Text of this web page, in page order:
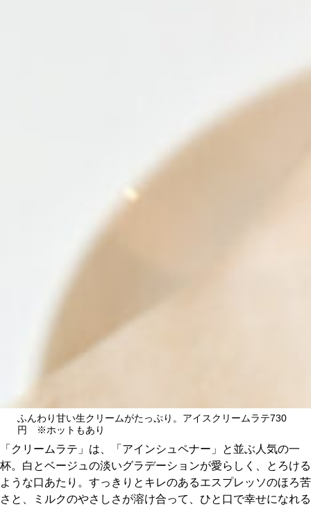
ふんわり甘い生クリームがたっぷり。アイスクリームラテ730
円 ※ホットもあり
「クリームラテ」は、「アインシュペナー」と並ぶ人気の一
杯。白とベージュの淡いグラデーションが愛らしく、とろける
ような口あたり。すっきりとキレのあるエスプレッソのほろ苦
さと、ミルクのやさしさが溶け合って、ひと口で幸せになれる